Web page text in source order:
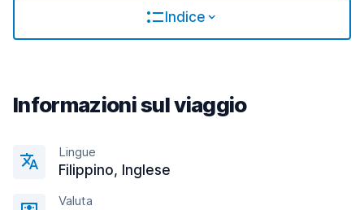
Indice
Informazioni sul viaggio
Lingue
Filippino, Inglese
Valuta